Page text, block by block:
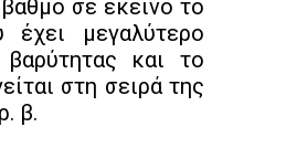
σε εκείνο το
έχει μεγαλύτερο
βαρύτητας και το
στη σειρά της
β.